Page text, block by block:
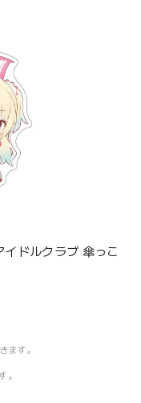
ドルクラブ 傘っこ
ます。
。